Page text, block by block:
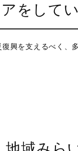
をして
興を支えるべく